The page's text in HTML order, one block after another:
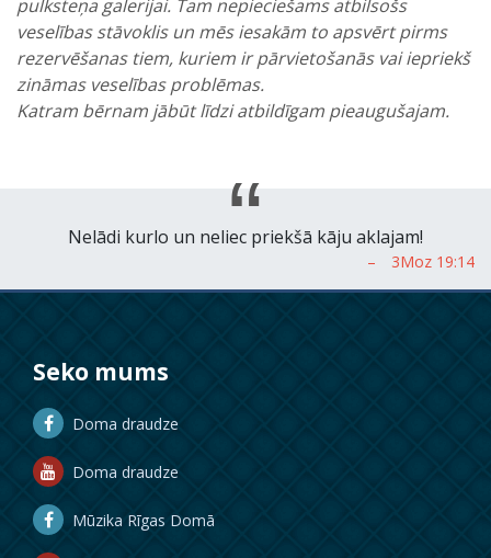
pulksteņa galerijai. Tam nepieciešams atbilsošs
veselības stāvoklis un mēs iesakām to apsvērt pirms
rezervēšanas tiem, kuriem ir pārvietošanās vai iepriekš
zināmas veselības problēmas.
Katram bērnam jābūt līdzi atbildīgam pieaugušajam.
Nelādi kurlo un neliec priekšā kāju aklajam!
Seko mums
Doma draudze
Doma draudze
Mūzika Rīgas Domā